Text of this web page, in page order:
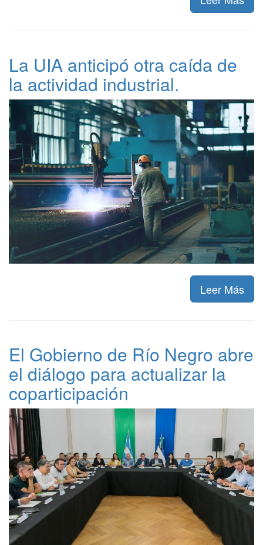
La UIA anticipó otra caída de
la actividad industrial.
Leer Más
El Gobierno de Río Negro abre
el diálogo para actualizar la
coparticipación